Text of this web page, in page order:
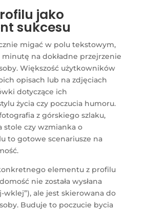
jako
sukcesu
migać w polu tekstowym,
na dokładne przejrzenie
Większość użytkowników
opisach lub na zdjęciach
dotyczące ich
życia czy poczucia humoru.
z górskiego szlaku,
stole czy wzmianka o
to gotowe scenariusze na
elementu z profilu
nie została wysłana
wklej”), ale jest skierowana do
Buduje to poczucie bycia